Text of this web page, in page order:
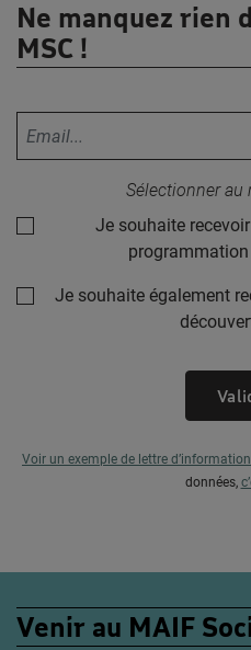
Ne manquez rien
MSC !
Sélectionner
Je souhaite
Je souhaite également
Voir un exemple de lettre d’information
données,
Venir au MAIF